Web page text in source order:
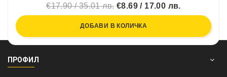
€17.90 / 35.01 лв.€8.69 / 17.00 лв.
ДОБАВИ В КОЛИЧКА
ПРОФИЛ